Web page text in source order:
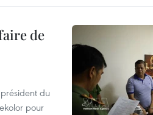
de
du
pour